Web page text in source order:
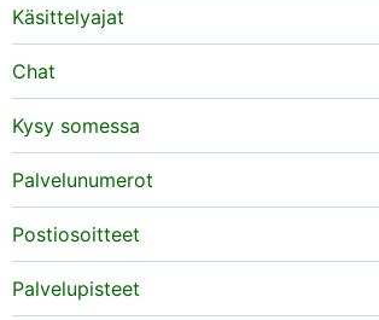
Käsittelyajat
Chat
Kysy somessa
Palvelunumerot
Postiosoitteet
Palvelupisteet